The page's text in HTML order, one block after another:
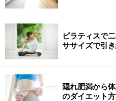
ピラティスで
ササイズで引き
隠れ肥満から
のダイエット